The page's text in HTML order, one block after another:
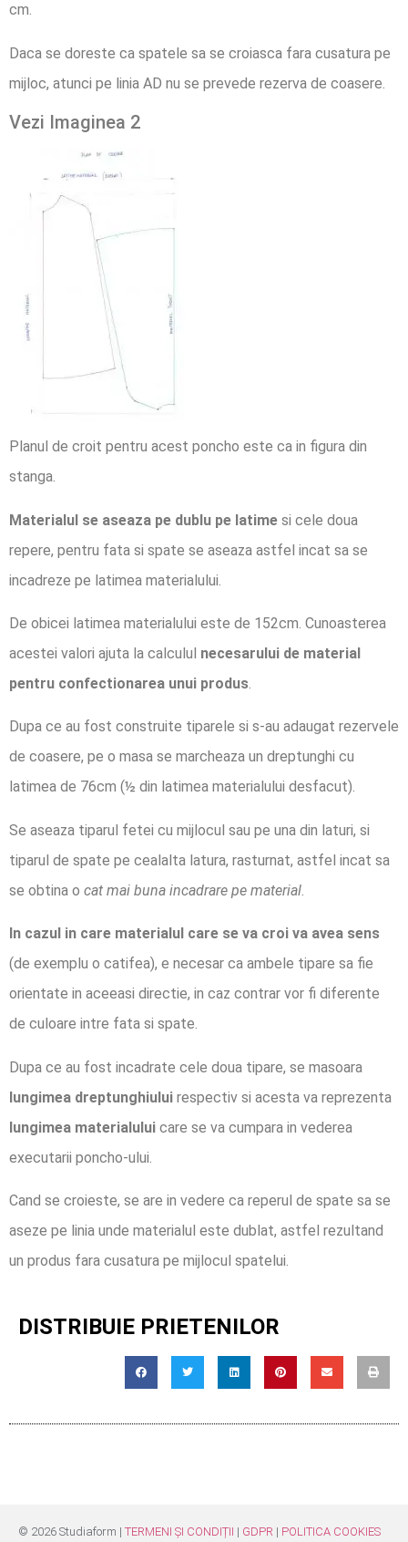
cm.
Daca se doreste ca spatele sa se croiasca fara cusatura pe
mijloc, atunci pe linia AD nu se prevede rezerva de coasere.
Vezi Imaginea 2
Planul de croit pentru acest poncho este ca in figura din
stanga.
Materialul se aseaza pe dublu pe latime si cele doua
repere, pentru fata si spate se aseaza astfel incat sa se
incadreze pe latimea materialului.
De obicei latimea materialului este de 152cm. Cunoasterea
acestei valori ajuta la calculul necesarului de material
pentru confectionarea unui produs.
Dupa ce au fost construite tiparele si s-au adaugat rezervele
de coasere, pe o masa se marcheaza un dreptunghi cu
latimea de 76cm (½ din latimea materialului desfacut).
Se aseaza tiparul fetei cu mijlocul sau pe una din laturi, si
tiparul de spate pe cealalta latura, rasturnat, astfel incat sa
se obtina o cat mai buna incadrare pe material
In cazul in care materialul care se va croi va avea sens
(de exemplu o catifea), e necesar ca ambele tipare sa fie
orientate in aceeasi directie, in caz contrar vor fi diferente
de culoare intre fata si spate.
Dupa ce au fost incadrate cele doua tipare, se masoara
lungimea dreptunghiului respectiv si acesta va reprezenta
lungimea materialului care se va cumpara in vederea
executarii poncho-ului.
Cand se croieste, se are in vedere ca reperul de spate sa se
aseze pe linia unde materialul este dublat, astfel rezultand
un produs fara cusatura pe mijlocul spatelui.
DISTRIBUIE PRIETENILOR
© 2026 Studiaform | TERMENI ȘI CONDIȚII | GDPR | POLITICA COOKIES